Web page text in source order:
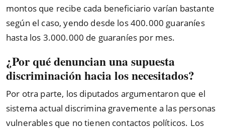
montos que recibe cada beneficiario varían bastante
según el caso, yendo desde los 400.000 guaraníes
hasta los 3.000.000 de guaraníes por mes.
¿Por qué denuncian una supuesta
discriminación hacia los necesitados?
Por otra parte, los diputados argumentaron que el
sistema actual discrimina gravemente a las personas
vulnerables que no tienen contactos políticos. Los